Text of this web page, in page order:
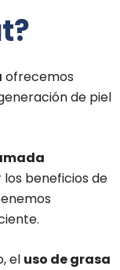
ofrecemos
de piel
beneficios de
el uso de grasa